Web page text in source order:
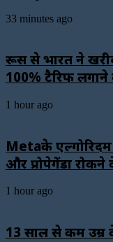
33 minutes ago
रूस से भारत ने
100% टैरिफ
1 hour ago
Metaके एल्गोरिदम
और प्रोपेगेंडा रोकने
1 hour ago
13 साल से कम उम्र